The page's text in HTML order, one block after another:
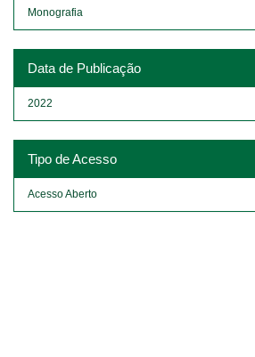
Monografia
Data de Publicação
2022
Tipo de Acesso
Acesso Aberto